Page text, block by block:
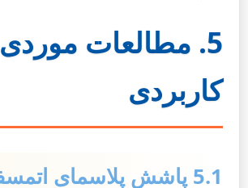
5. مطالعات موردی
کاربردی
5.1 پاشش پلاسمای اتمسفری